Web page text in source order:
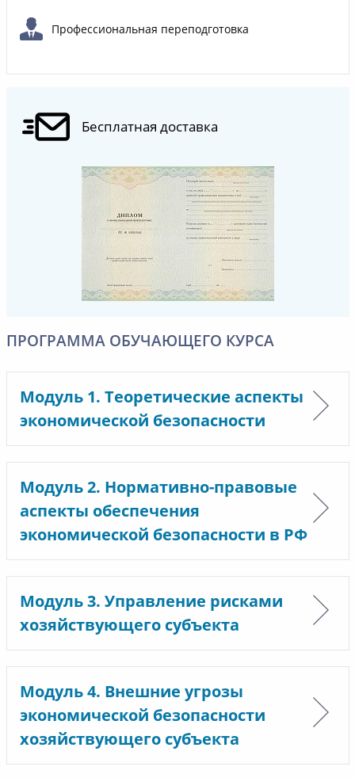
Профессиональная переподготовка
Бесплатная доставка
ПРОГРАММА ОБУЧАЮЩЕГО КУРСА
Модуль 1. Теоретические аспекты
экономической безопасности
Модуль 2. Нормативно-правовые
аспекты обеспечения
экономической безопасности в РФ
Модуль 3. Управление рисками
хозяйствующего субъекта
Модуль 4. Внешние угрозы
экономической безопасности
хозяйствующего субъекта